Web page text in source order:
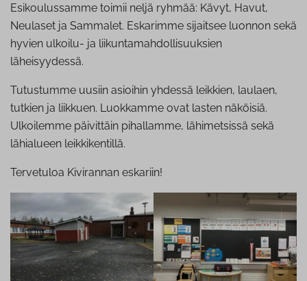
Esikoulussamme toimii neljä ryhmää: Kävyt, Havut,
Neulaset ja Sammalet. Eskarimme sijaitsee luonnon sekä
hyvien ulkoilu- ja liikuntamahdollisuuksien
läheisyydessä.
Tutustumme uusiin asioihin yhdessä leikkien, laulaen,
tutkien ja liikkuen. Luokkamme ovat lasten näköisiä.
Ulkoilemme päivittäin pihallamme, lähimetsissä sekä
lähialueen leikkikentillä.
Tervetuloa Kivirannan eskariin!